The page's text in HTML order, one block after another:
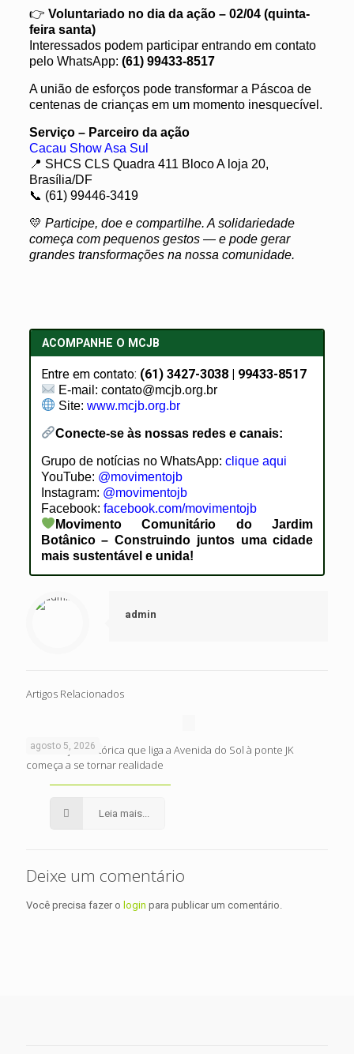
👉 Voluntariado no dia da ação – 02/04 (quinta-
feira santa)
Interessados podem participar entrando em contato
pelo WhatsApp: (61) 99433-8517
A união de esforços pode transformar a Páscoa de
centenas de crianças em um momento inesquecível.
Serviço – Parceiro da ação
Cacau Show Asa Sul
📍 SHCS CLS Quadra 411 Bloco A loja 20,
Brasília/DF
📞 (61) 99446-3419
💛 Participe, doe e compartilhe. A solidariedade
começa com pequenos gestos — e pode gerar
grandes transformações na nossa comunidade.
ACOMPANHE O MCJB
Entre em contato: (61) 3427-3038 | 99433-8517
E-mail: contato@mcjb.org.br
Site:www.mcjb.org.br
Conecte-se às nossas redes e canais:
Grupo de notícias no WhatsApp: clique aqui
YouTube: @movimentojb
Instagram: @movimentojb
Facebook: facebook.com/movimentojb
Movimento Comunitário do Jardim
Botânico – Construindo juntos uma cidade
mais sustentável e unida!
admin
Artigos Relacionados
agosto 5, 2026
Intervenção histórica que liga a Avenida do Sol à ponte JK
começa a se tornar realidade
Leia mais...
Deixe um comentário
Você precisa fazer o login para publicar um comentário.